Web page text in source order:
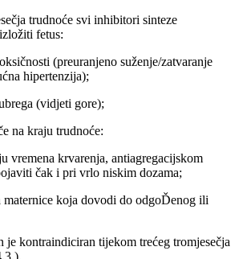
trudnoće svi inhibitori sinteze
fetus:
(preuranjeno suženje/zatvaranje
hipertenzija);
(vidjeti gore);
na kraju trudnoće:
vremena krvarenja, antiagregacijskom
čak i pri vrlo niskim dozama;
koja dovodi do odgoĎenog ili
je kontraindiciran tijekom trećeg tromjesečja